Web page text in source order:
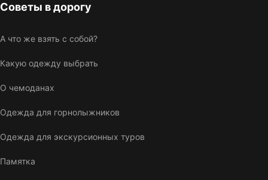
Советы в дорогу
А что же взять с собой?
Какую одежду выбрать
О чемоданах
Одежда для горнолыжников
Одежда для экскурсионных туров
Памятка